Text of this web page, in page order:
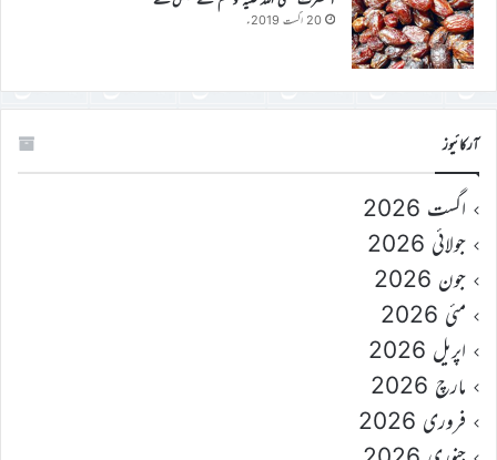
20 اگست 2019ء
آرکائیوز
اگست 2026
جولائی 2026
جون 2026
مئی 2026
اپریل 2026
مارچ 2026
فروری 2026